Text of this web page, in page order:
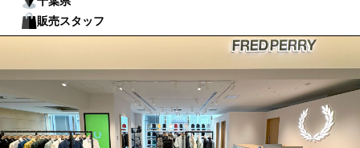
販売スタッフ